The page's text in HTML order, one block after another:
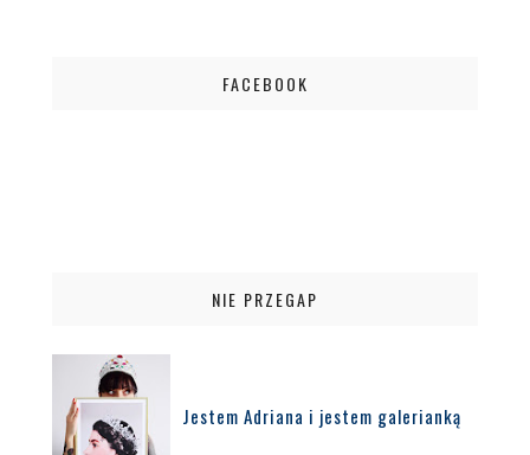
FACEBOOK
NIE PRZEGAP
Jestem Adriana i jestem galerianką